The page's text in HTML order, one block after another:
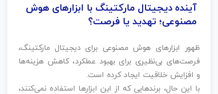
آینده دیجیتال مارکتینگ با ابزارهای هوش
مصنوعی؛ تهدید یا فرصت؟
ظهور ابزارهای هوش مصنوعی برای دیجیتال مارکتینگ،
فرصت‌های بی‌نظیری برای بهبود عملکرد، کاهش هزینه‌ها
و افزایش خلاقیت ایجاد کرده است.
با این حال، برندهایی که از این ابزارها استفاده نمی‌کنند،